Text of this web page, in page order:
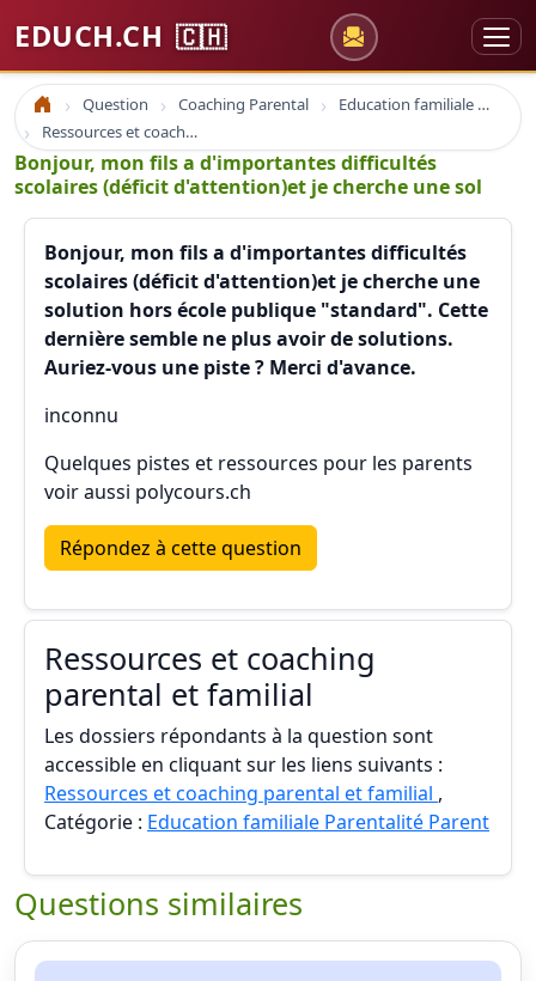
EDUCH.CH 🇨🇭
Accueil Question Coaching Parental
Education familiale Parentalité Parent
Ressources et coaching parental et familial
Bonjour, mon fils a d'importantes difficultés
scolaires (déficit d'attention)et je cherche une sol
Bonjour, mon fils a d'importantes difficultés
scolaires (déficit d'attention)et je cherche une
solution hors école publique "standard". Cette
dernière semble ne plus avoir de solutions.
Auriez-vous une piste ? Merci d'avance.
inconnu
Quelques pistes et ressources pour les parents
voir aussi polycours.ch
Répondez à cette question
Ressources et coaching
parental et familial
Les dossiers répondants à la question sont
accessible en cliquant sur les liens suivants :
Ressources et coaching parental et familial ,
Catégorie : Education familiale Parentalité Parent
Questions similaires